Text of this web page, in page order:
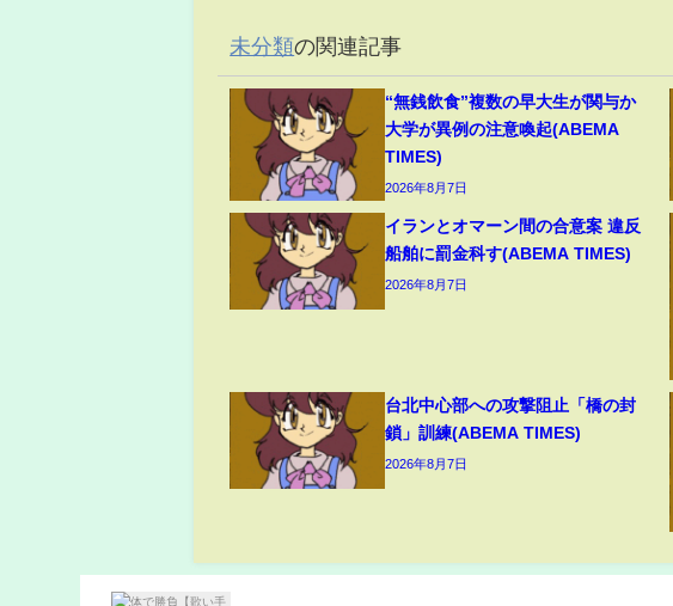
未分類の関連記事
“無銭飲食”複数の早大生が関与か
大学が異例の注意喚起(ABEMA
TIMES)
2026年8月7日
イランとオマーン間の合意案 違反
船舶に罰金科す(ABEMA TIMES)
2026年8月7日
台北中心部への攻撃阻止「橋の封
鎖」訓練(ABEMA TIMES)
2026年8月7日